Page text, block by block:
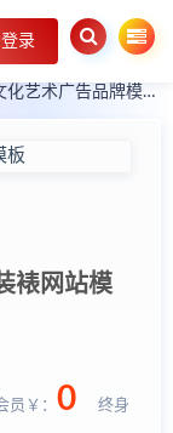
登录
术广告品牌模板源码下载
裱网站模
员￥： 0 终身